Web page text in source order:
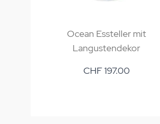
Ocean Essteller mit
Langustendekor
CHF 197.00